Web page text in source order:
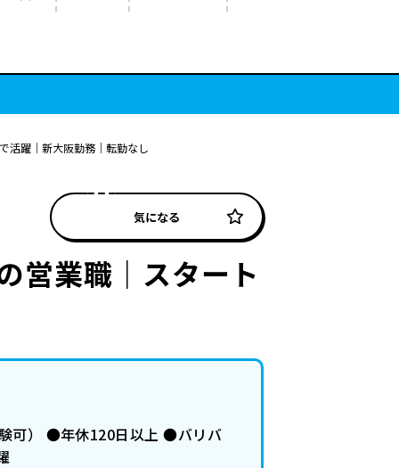
活躍｜新大阪勤務｜転勤なし
気になる
営業職｜スタート
可） ●年休120日以上 ●バリバ